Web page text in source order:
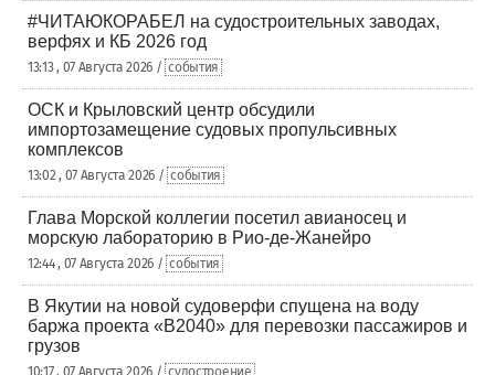
#ЧИТАЮКОРАБЕЛ на судостроительных заводах,
верфях и КБ 2026 год
13:13 , 07 Августа 2026 / события
ОСК и Крыловский центр обсудили
импортозамещение судовых пропульсивных
комплексов
13:02 , 07 Августа 2026 / события
Глава Морской коллегии посетил авианосец и
морскую лабораторию в Рио-де-Жанейро
12:44 , 07 Августа 2026 / события
В Якутии на новой судоверфи спущена на воду
баржа проекта «В2040» для перевозки пассажиров и
грузов
10:17 , 07 Августа 2026 / судостроение